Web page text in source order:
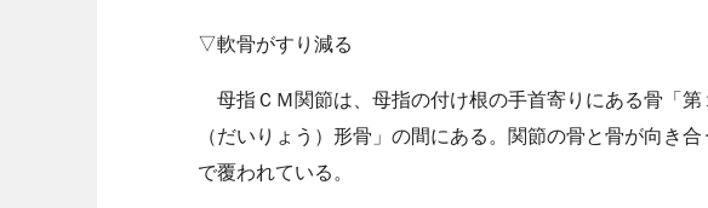
▽軟骨がすり減る
母指ＣＭ関節は、母指の付け根の手首寄りにある骨「
（だいりょう）形骨」の間にある。関節の骨と骨が向き
で覆われている。